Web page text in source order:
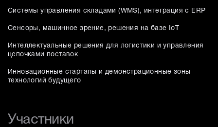
Системы управления складами (WMS), интеграция с ERP
Сенсоры, машинное зрение, решения на базе IoT
Интеллектуальные решения для логистики и управления
цепочками поставок
Инновационные стартапы и демонстрационные зоны
технологий будущего
Участники